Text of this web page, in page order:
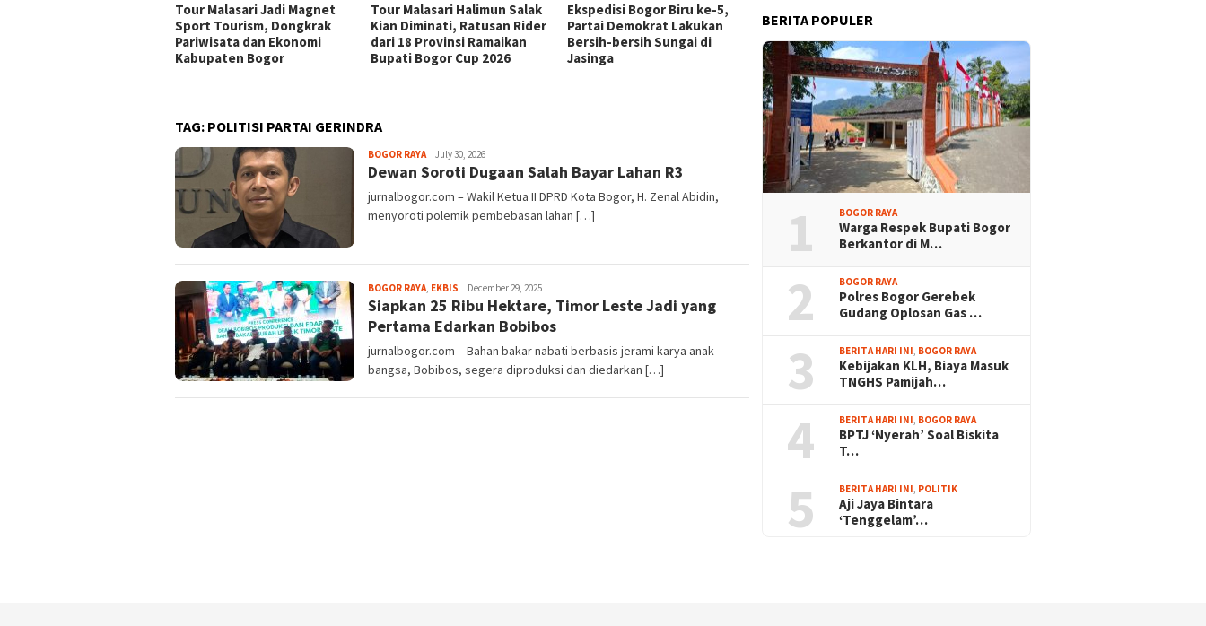
Tour Malasari Jadi Magnet
Sport Tourism, Dongkrak
Pariwisata dan Ekonomi
Kabupaten Bogor
Tour Malasari Halimun Salak
Kian Diminati, Ratusan Rider
dari 18 Provinsi Ramaikan
Bupati Bogor Cup 2026
Ekspedisi Bogor Biru ke-5,
Partai Demokrat Lakukan
Bersih-bersih Sungai di
Jasinga
Pangradin Bangun Kesadaran
Masyarakat Sungai Bebas
Sampah
Dukung Ridwan Rusliadi
TAG: POLITISI PARTAI GERINDRA
BOGOR RAYAAga
Alamanda
July 30, 2026
Dewan Soroti Dugaan Salah Bayar Lahan R3
jurnalbogor.com – Wakil Ketua II DPRD Kota Bogor, H. Zenal Abidin,
menyoroti polemik pembebasan lahan […]
BOGOR RAYA, EKBIS Aga
Alamanda
December 29, 2025
Siapkan 25 Ribu Hektare, Timor Leste Jadi yang
Pertama Edarkan Bobibos
jurnalbogor.com – Bahan bakar nabati berbasis jerami karya anak
bangsa, Bobibos, segera diproduksi dan diedarkan […]
BERITA POPULER
1 BOGOR RAYA
Warga Respek Bupati Bogor
Berkantor di M…
2 BOGOR RAYA
Polres Bogor Gerebek
Gudang Oplosan Gas …
3 BERITA HARI INI, BOGOR RAYA
Kebijakan KLH, Biaya Masuk
TNGHS Pamijah…
4 BERITA HARI INI, BOGOR RAYA
BPTJ ‘Nyerah’ Soal Biskita
T…
5 BERITA HARI INI, POLITIK
Aji Jaya Bintara
‘Tenggelam’…